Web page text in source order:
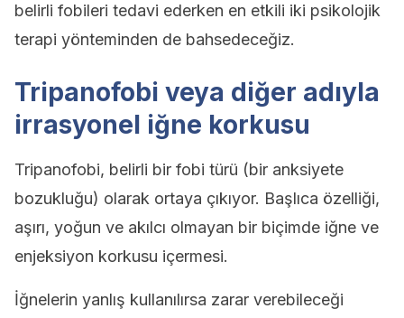
belirli fobileri tedavi ederken en etkili iki psikolojik
terapi yönteminden de bahsedeceğiz.
Tripanofobi veya diğer adıyla
irrasyonel iğne korkusu
Tripanofobi, belirli bir fobi türü (bir anksiyete
bozukluğu) olarak ortaya çıkıyor. Başlıca özelliği,
aşırı, yoğun ve akılcı olmayan bir biçimde iğne ve
enjeksiyon korkusu içermesi.
İğnelerin yanlış kullanılırsa zarar verebileceği